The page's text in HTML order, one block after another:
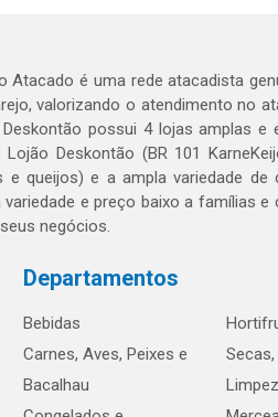
Atacado é uma rede atacadista
valorizando o atendimento no
possui 4 lojas amplas e
Lojão Deskontão (BR 101
e queijos) e a ampla variedade
variedade e preço baixo a famílias
negócios.
Departamentos
Bebidas
Carnes, Aves, Peixes e
Bacalhau